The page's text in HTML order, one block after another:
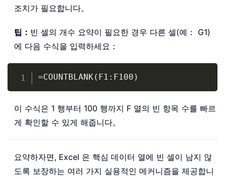
조치가 필요합니다。
팁： 빈 셀의 개수 요약이 필요한 경우 다른 셀(예： G1)
에 다음 수식을 입력하세요：
=COUNTBLANK(F1:F100)
이 수식은 1 행부터 100 행까지 F 열의 빈 항목 수를 빠르
게 확인할 수 있게 해줍니다。
요약하자면, Excel 은 핵심 데이터 열에 빈 셀이 남지 않
도록 보장하는 여러 가지 실용적인 메커니즘을 제공합니